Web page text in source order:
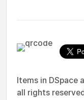
Items in DSpace
all rights